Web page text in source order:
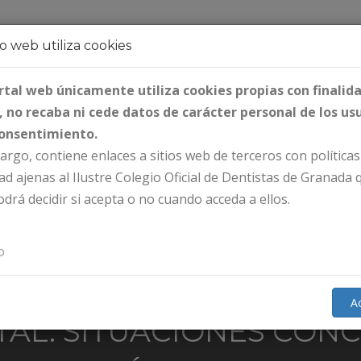
Ciudadanos Colegiados Formación
sesión
TEÓRICO-PRÁCTICO
SITUACIONES
web utiliza cookies
web únicamente utiliza cookies propias con
no recaba ni cede datos de carácter personal de los
contiene enlaces a sitios web de terceros con
ajenas al Ilustre Colegio Oficial de Dentistas de Granada
decidir si acepta o no cuando acceda a ellos.